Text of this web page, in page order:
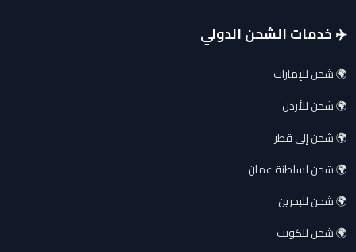
✈️ خدمات الشحن الدولي
🌍 شحن للإمارات
🌍 شحن للأردن
🌍 شحن إلى قطر
🌍 شحن لسلطنة عمان
🌍 شحن للبحرين
🌍 شحن للكويت